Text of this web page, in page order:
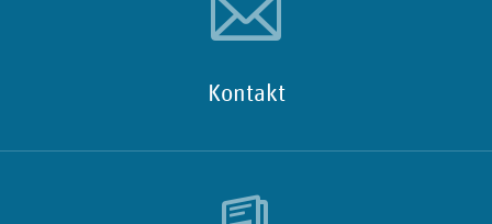
Kontakt